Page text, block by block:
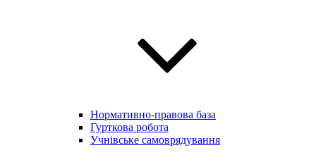
Нормативно-правова база
Гурткова робота
Учнівське самоврядування